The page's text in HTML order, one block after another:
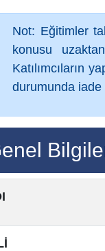
Not: Eğitimler
konusu
Katılımcıların
durumunda iade